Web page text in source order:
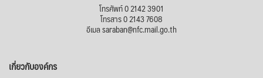
โทรศัพท์ 0 2142 3901
โทรสาร 0 2143 7608
อีเมล saraban@nfc.mail.go.th
เกี่ยวกับองค์กร